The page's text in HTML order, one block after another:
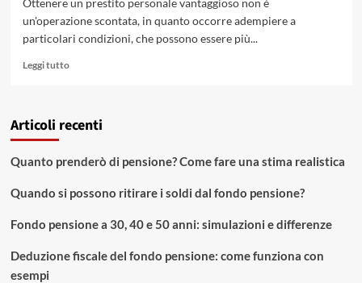
un'operazione scontata, in quanto occorre adempiere a
particolari condizioni, che possono essere più...
Leggi tuttoLeggi
5
ottenere
prestito
vantaggioso
Articoli recenti
Quanto prenderò di pensione? Come fare una stima realistica
Quando si possono ritirare i soldi dal fondo pensione?
Fondo pensione a 30, 40 e 50 anni: simulazioni e differenze
Deduzione fiscale del fondo pensione: come funziona con
esempi